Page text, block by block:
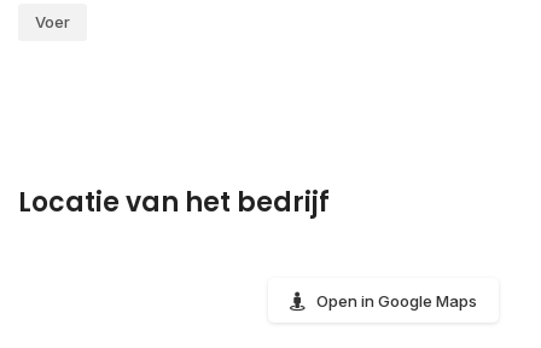
Voer
Locatie van het bedrijf
Open in Google Maps